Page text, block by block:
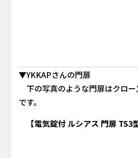
▼YKKAPさんの門扉
下の写真のような門扉はクロー
です。
【電気錠付 ルシアス 門扉 TS3型